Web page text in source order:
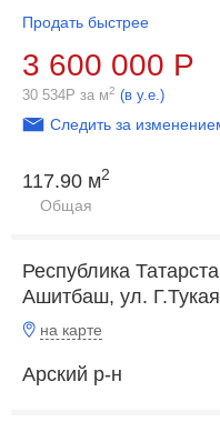
Продать быстрее
3 600 000 Р
30 534Р за м2 (в у.е.)
Следить за
117.90 м2
Общая
Республика
Ашитбаш, ул.
на карте
Арский р-н